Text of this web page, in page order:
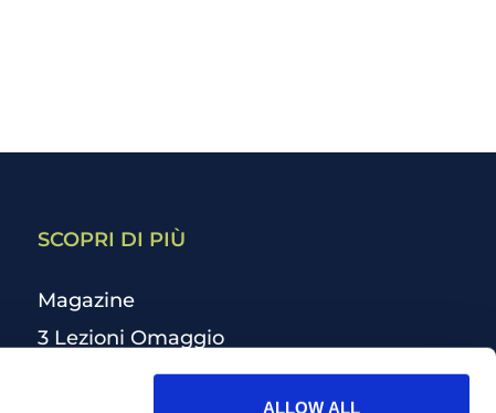
ALLOW ALL
SCOPRI DI PIÙ
Magazine
3 Lezioni Omaggio